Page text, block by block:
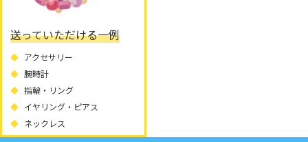
送っていただける一例
アクセサリー
腕時計
指輪・リング
イヤリング・ピアス
ネックレス